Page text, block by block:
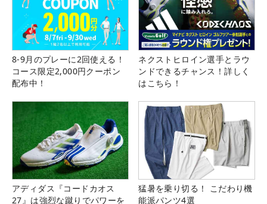
8-9月のプレーに2回使える！
コース限定2,000円クーポン
配布中！
ネクストヒロイン選手とラウ
ンドできるチャンス！詳しく
はこちら！
アディダス『コードカオス
27』は強烈な蹴りでパワーを
猛暑を乗り切る！ こだわり機
能派パンツ4選